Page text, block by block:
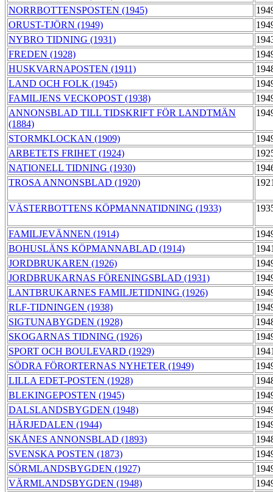
NORRBOTTENSPOSTEN (1945)
ORUST-TJÖRN (1949)
NYBRO TIDNING (1931)
FREDEN (1928)
HUSKVARNAPOSTEN (1911)
LAND OCH FOLK (1945)
FAMILJENS VECKOPOST (1938)
ANNONSBLAD TILL TIDSKRIFT FÖR LANDTMÄN
(1884)
STORMKLOCKAN (1909)
ARBETETS FRIHET (1924)
NATIONELL TIDNING (1930)
TROSA ANNONSBLAD (1920)
VÄSTERBOTTENS KÖPMANNATIDNING (1933)
FAMILJEVÄNNEN (1914)
BOHUSLÄNS KÖPMANNABLAD (1914)
JORDBRUKAREN (1926)
JORDBRUKARNAS FÖRENINGSBLAD (1931)
LANTBRUKARNES FAMILJETIDNING (1926)
RLF-TIDNINGEN (1938)
SIGTUNABYGDEN (1928)
SKOGARNAS TIDNING (1926)
SPORT OCH BOULEVARD (1929)
SÖDRA FÖRORTERNAS NYHETER (1949)
LILLA EDET-POSTEN (1928)
BLEKINGEPOSTEN (1945)
DALSLANDSBYGDEN (1948)
HÄRJEDALEN (1944)
SKÅNES ANNONSBLAD (1893)
SVENSKA POSTEN (1873)
SÖRMLANDSBYGDEN (1927)
VÄRMLANDSBYGDEN (1948)